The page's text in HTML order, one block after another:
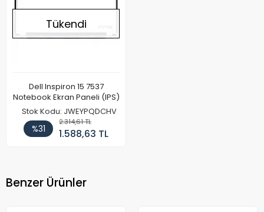
Tükendi
Dell Inspiron 15 7537
Notebook Ekran Paneli (IPS)
Stok Kodu: JWEYPQDCHV
%31
2.314,61 TL
1.588,63 TL
Benzer Ürünler